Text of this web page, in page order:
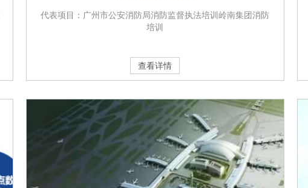
代表项目：广州市公安消防局消防监督执法培训岭南集团消防
培训
查看详情